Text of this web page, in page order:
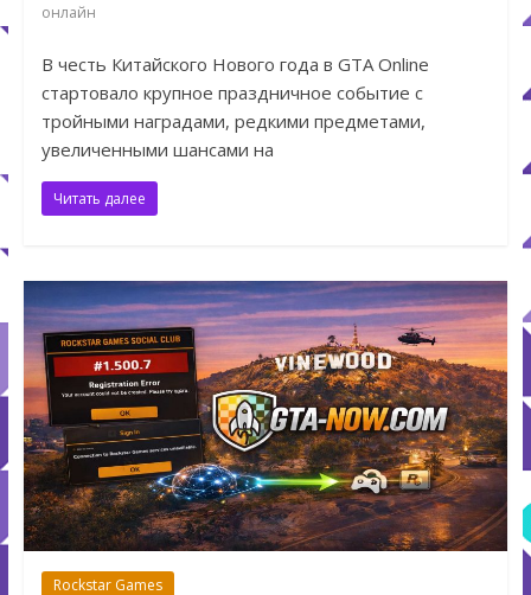
онлайн
В честь Китайского Нового года в GTA Online
стартовало крупное праздничное событие с
тройными наградами, редкими предметами,
увеличенными шансами на
Читать далее
Rockstar Games